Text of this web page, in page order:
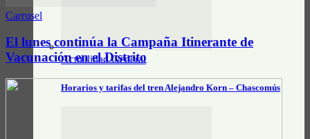
Actualidad General
Horarios y tarifas del tren Alejandro Korn – Chascomús
Carrusel
El lunes continúa la Campaña Itinerante de
Vacunación en el Distrito